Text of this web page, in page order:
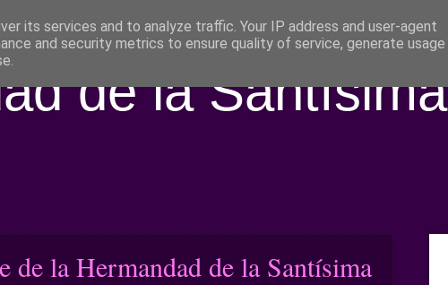
de la Santísima
de la Hermandad de la Santísima
its services and to analyze traffic. Your IP address and user-agent
and security metrics to ensure quality of service, generate usage